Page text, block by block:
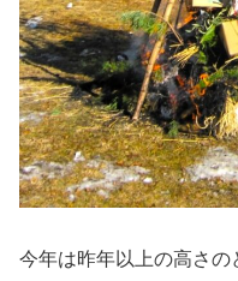
今年は昨年以上の高さの